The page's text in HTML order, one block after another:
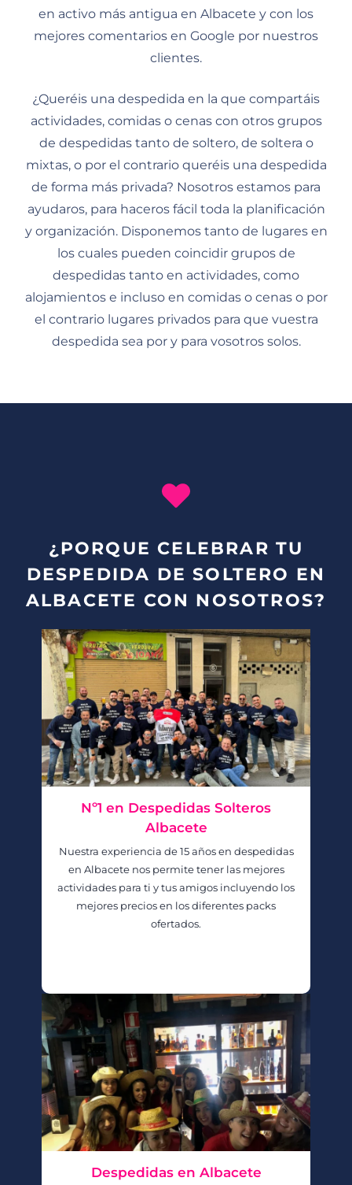
en activo más antigua en Albacete y con los
mejores comentarios en Google por nuestros
clientes.
¿Queréis una despedida en la que compartáis
actividades, comidas o cenas con otros grupos
de despedidas tanto de soltero, de soltera o
mixtas, o por el contrario queréis una despedida
de forma más privada? Nosotros estamos para
ayudaros, para haceros fácil toda la planificación
y organización. Disponemos tanto de lugares en
los cuales pueden coincidir grupos de
despedidas tanto en actividades, como
alojamientos e incluso en comidas o cenas o por
el contrario lugares privados para que vuestra
despedida sea por y para vosotros solos.
¿PORQUE CELEBRAR TU
DESPEDIDA DE SOLTERO EN
ALBACETE CON NOSOTROS?
Nº1 en Despedidas Solteros
Albacete
Nuestra experiencia de 15 años en despedidas
en Albacete nos permite tener las mejores
actividades para ti y tus amigos incluyendo los
mejores precios en los diferentes packs
ofertados.
Despedidas en Albacete